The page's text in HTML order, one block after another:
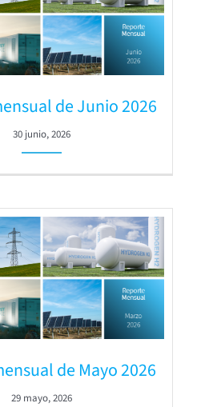
de Junio 2026
30 junio, 2026
de Mayo 2026
29 mayo, 2026